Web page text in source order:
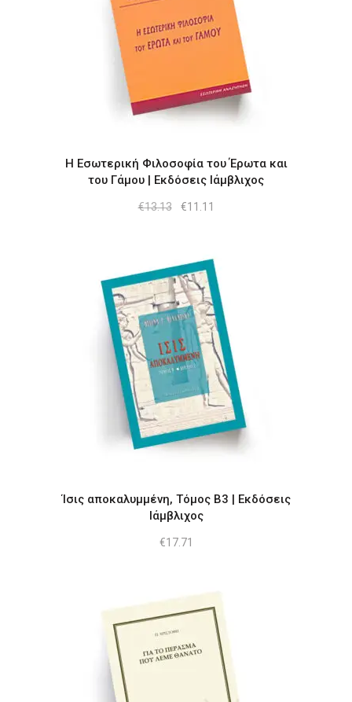
Η Εσωτερική Φιλοσοφία του Έρωτα και
του Γάμου | Εκδόσεις Ιάμβλιχος
€13.13
Original
€11.11
Ίσις αποκαλυμμένη, Τόμος Β3 | Εκδόσεις
Ιάμβλιχος
€17.71